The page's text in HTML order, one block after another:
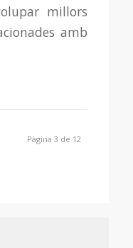
millors
amb
Pàgina 3 de 12